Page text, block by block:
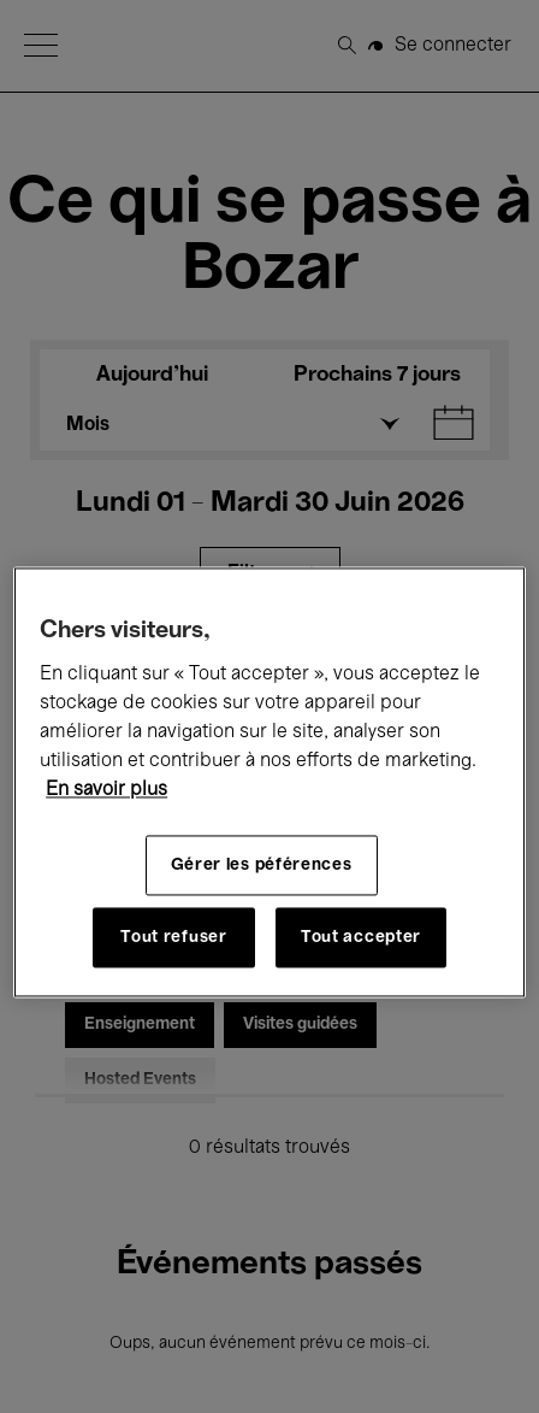
Open Menu
Rechercher
Se connecter
Ce qui se passe à
Bozar
Aujourd'hui Prochains 7 jours
Mois
Lundi 01 - Mardi 30 Juin 2026
Filtres
Expositions Films Performances
Rencontres & Débats Jazz
Musique électronique
Pour tous Kids’ Palace
Enseignement Visites guidées
Hosted Events
0 résultats trouvés
Événements passés
Oups, aucun événement prévu ce mois-ci.
Chers visiteurs,
En cliquant sur « Tout accepter », vous acceptez le
stockage de cookies sur votre appareil pour
améliorer la navigation sur le site, analyser son
utilisation et contribuer à nos efforts de marketing.
En savoir plus
Gérer les péférences
Tout refuser Tout accepter